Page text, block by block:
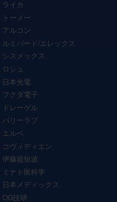
ライカ
トーメー
アルコン
ルミバード/エレックス
シスメックス
ロシュ
日本光電
フクダ電子
ドレーゲル
バリーラブ
エルベ
コヴィディエン
伊藤超短波
ミナト医科学
日本メディックス
OG技研